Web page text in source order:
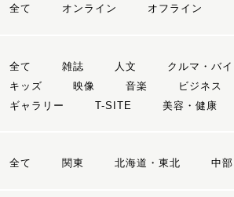
全て オンライン オフライン
全て 雑誌 人文 クルマ・バイ
キッズ
映像 音楽 ビジネス
ギャラリー
T-SITE 美容・健康
全て 関東 北海道・東北 中